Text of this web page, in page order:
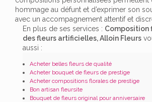
hommage au défunt et d’exprimer son
avec un accompagnement attentif et
En plus de ses services : Composition
des fleurs artificielles, Alloin Fleurs
aussi :
Acheter belles fleurs de qualité
Acheter bouquet de fleurs de prestige
Acheter compositions florales de prestige
Bon artisan fleursite
Bouquet de fleurs original pour anniversaire